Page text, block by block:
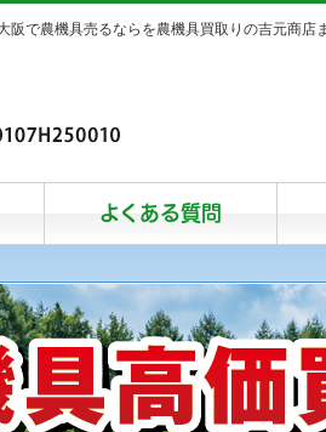
で農機具売るならを農機具買取りの吉元商店
よくある質問